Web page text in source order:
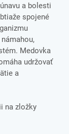
a bolesti
spojené
Medovka
udržovať
a
na zložky